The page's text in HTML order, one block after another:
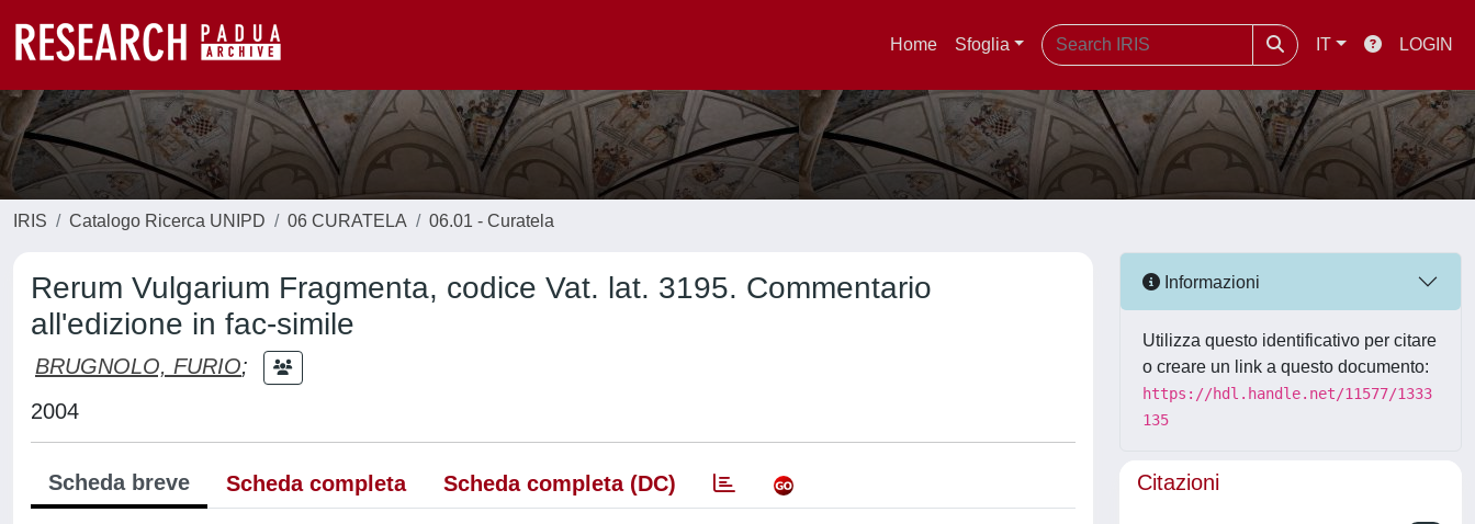
Home Sfoglia IT LOGIN
IRIS Catalogo Ricerca UNIPD 06 CURATELA 06.01 - Curatela
Rerum Vulgarium Fragmenta, codice Vat. lat. 3195. Commentario
all'edizione in fac-simile
BRUGNOLO, FURIO;
2004
Scheda breve Scheda completa Scheda completa (DC)
Informazioni
Utilizza questo identificativo per citare
o creare un link a questo documento:
https://hdl.handle.net/11577/1333
135
Citazioni